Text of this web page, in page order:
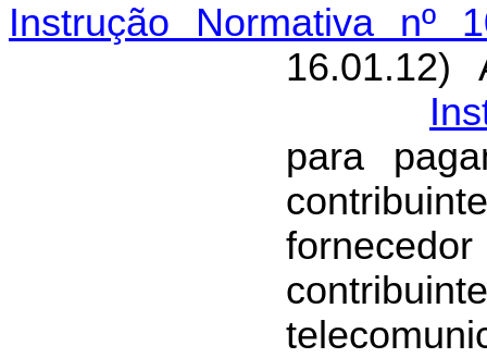
Instrução Normativa nº
16.01.12)
para